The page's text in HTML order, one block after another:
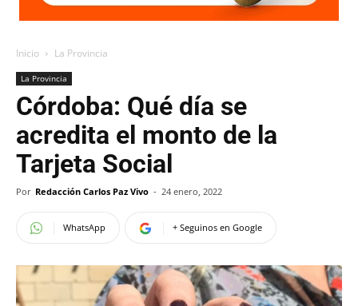
Inicio La Provincia
La Provincia
Córdoba: Qué día se
acredita el monto de la
Tarjeta Social
Por Redacción Carlos Paz Vivo - 24 enero, 2022
WhatsApp + Seguinos en Google